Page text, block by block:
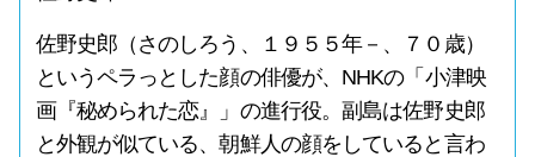
佐野史郎（さのしろう、１９５５年－、７０歳）
というペラっとした顔の俳優が、NHKの「小津映
画『秘められた恋』」の進行役。副島は佐野史郎
と外観が似ている、朝鮮人の顔をしていると言わ